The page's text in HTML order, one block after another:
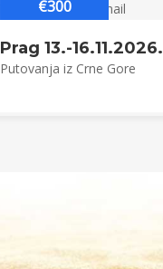
€300
Prag 13.-16.11.2026.
Putovanja iz Crne Gore